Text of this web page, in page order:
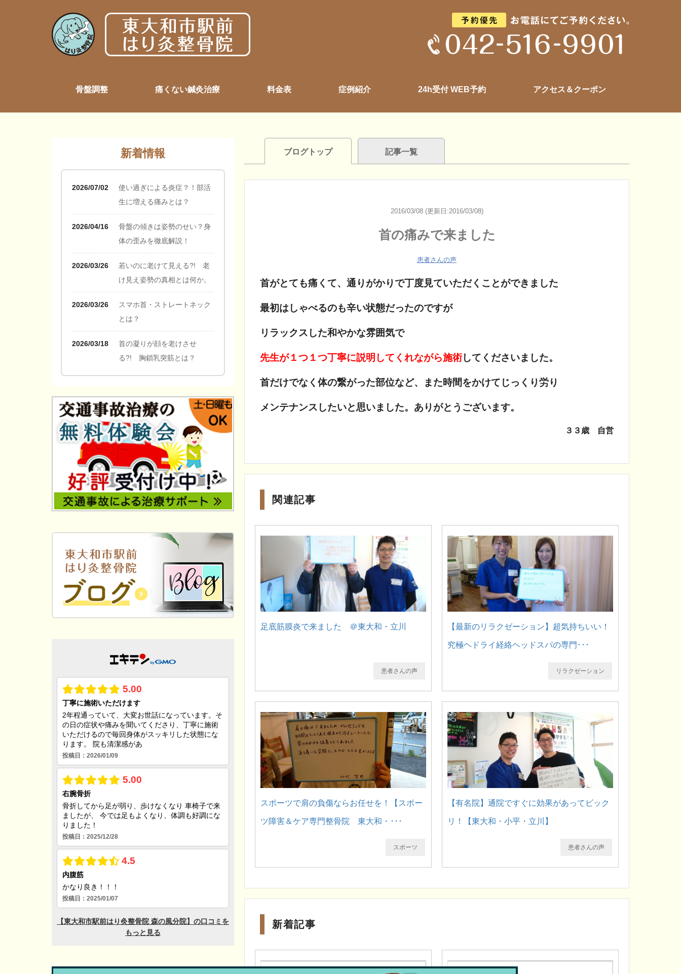
骨盤調整 痛くない鍼灸治療 料金表 症例紹介 24h受付 WEB予約 アクセス＆クーポン
ブログトップ 記事一覧
2016/03/08 (更新日:2016/03/08)
首の痛みで来ました
患者さんの声
首がとても痛くて、通りがかりで丁度見ていただくことができました
最初はしゃべるのも辛い状態だったのですが
リラックスした和やかな雰囲気で
先生が１つ１つ丁寧に説明してくれながら施術してくださいました。
首だけでなく体の繋がった部位など、また時間をかけてじっくり労り
メンテナンスしたいと思いました。ありがとうございます。
３３歳 自営
関連記事
足底筋膜炎で来ました ＠東大和・立川
患者さんの声
【最新のリラクゼーション】超気持ちいい！
究極ヘドライ経絡ヘッドスパの専門･･･
リラクゼーション
スポーツで肩の負傷ならお任せを！【スポー
ツ障害＆ケア専門整骨院 東大和・･･･
スポーツ
【有名院】通院ですぐに効果があってビック
リ！【東大和・小平・立川】
患者さんの声
新着記事
新着情報
2026/07/02
使い過ぎによる炎症？！部活
生に増える痛みとは？
2026/04/16
骨盤の傾きは姿勢のせい？身
体の歪みを徹底解説！
2026/03/26
若いのに老けて見える?! 老
け見え姿勢の真相とは何か。
2026/03/26
スマホ首・ストレートネック
とは？
2026/03/18
首の凝りが顔を老けさせ
る?! 胸鎖乳突筋とは？